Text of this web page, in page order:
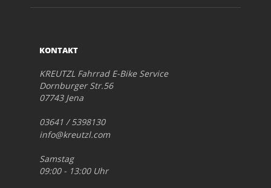
KONTAKT
KREUTZL Fahrrad E-Bike Service
Dornburger Str.56
07743 Jena
03641 / 5398130
info@kreutzl.com
Samstag
09:00 - 13:00 Uhr